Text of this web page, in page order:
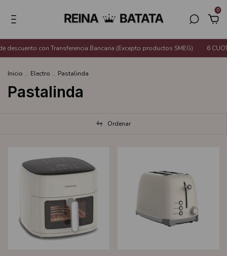
0
descuento con Transferencia Bancaria (Excepto productos SMEG) 6
Inicio . Electro . Pastalinda
Pastalinda
Ordenar